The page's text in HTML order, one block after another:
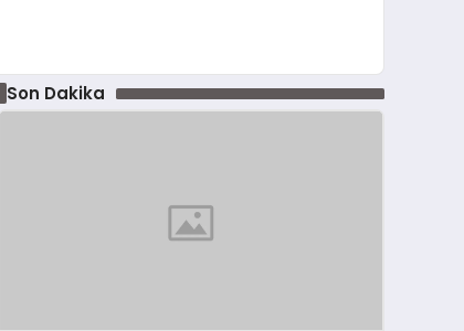
Son Dakika